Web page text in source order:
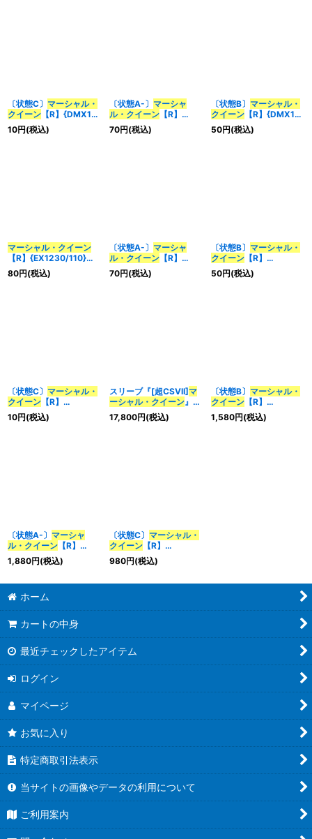
〔状態C〕 マーシャル・
クイーン 【R】{DMX12-
b69/???}《水》
10円(税込)
〔状態A-〕 マーシャ
ル・クイーン【R】
{DMX12-b69/???}
《水》
70円(税込)
〔状態B〕 マーシャル・
クイーン【R】{DMX12-
b69/???}《水》
50円(税込)
マーシャル・クイーン
【R】{EX1230/110}
《水》
80円(税込)
〔状態A-〕 マーシャ
ル・クイーン【R】
{EX1230/110}《水》
70円(税込)
〔状態B〕 マーシャル・
クイーン【R】
{EX1230/110}《水》
50円(税込)
〔状態C〕 マーシャル・
クイーン 【R】
{EX1230/110}《水》
10円(税込)
スリーブ『[超CSVII]マ
ーシャル・クイーン』
60枚入り【サプライ】
{-}
17,800円(税込)
〔状態B〕 マーシャル・
クイーン【R】
{EX17W12/W20}《水》
1,580円(税込)
〔状態A-〕 マーシャ
ル・クイーン 【R】
{EX17W12/W20}《水》
1,880円(税込)
〔状態C〕 マーシャル・
クイーン【R】
{EX17W12/W20}《水》
980円(税込)
ホーム
カートの中身
最近チェックしたアイテム
ログイン
マイページ
お気に入り
特定商取引法表示
当サイトの画像やデータの利用について
ご利用案内